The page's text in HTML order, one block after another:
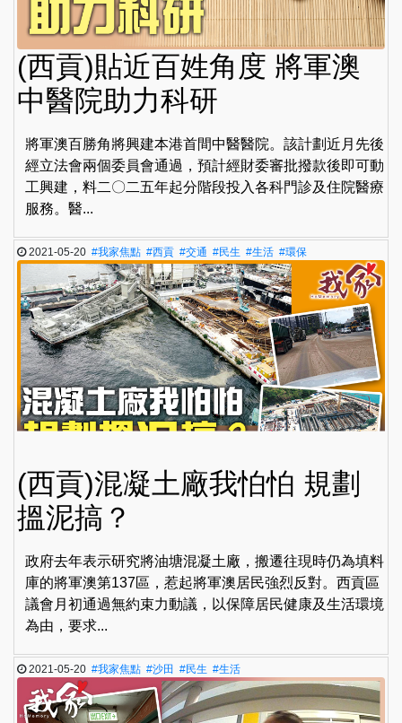
(西貢)貼近百姓角度 將軍澳
中醫院助力科研
將軍澳百勝角將興建本港首間中醫醫院。該計劃近月先後
經立法會兩個委員會通過，預計經財委審批撥款後即可動
工興建，料二〇二五年起分階段投入各科門診及住院醫療
服務。醫...
2021-05-20#我家焦點 #西貢 #交通 #民生 #生活 #環保
(西貢)混凝土廠我怕怕 規劃
搵泥搞？
政府去年表示研究將油塘混凝土廠，搬遷往現時仍為填料
庫的將軍澳第137區，惹起將軍澳居民強烈反對。西貢區
議會月初通過無約束力動議，以保障居民健康及生活環境
為由，要求...
2021-05-20#我家焦點 #沙田 #民生 #生活